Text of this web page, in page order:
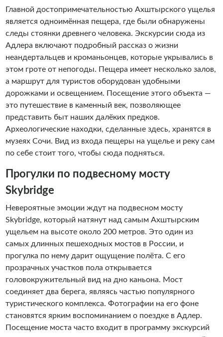
Главной достопримечательностью Ахштырского ущелья
является одноимённая пещера, где были обнаружены
следы стоянки древнего человека. Экскурсии сюда из
Адлера включают подробный рассказ о жизни
неандертальцев и кроманьонцев, которые укрывались в
этом гроте от непогоды. Пещера имеет несколько залов,
а маршрут для туристов оборудован удобными
дорожками и освещением. Посещение этого объекта —
это путешествие в каменный век, позволяющее
представить быт наших далёких предков.
Археологические находки, сделанные здесь, хранятся в
музеях Сочи. Вид из входа пещеры на ущелье и реку сам
по себе стоит того, чтобы сюда подняться.
Прогулки по подвесному мосту
Skybridge
Невероятные эмоции ждут на подвесном мосту
Skybridge, который натянут над самым Ахштырским
ущельем на высоте около 200 метров. Это один из
самых длинных пешеходных мостов в России, и
прогулка по нему дарит ощущение полёта. С его
прозрачных участков пола открывается
головокружительный вид на дно каньона. Мост
соединяет два берега, являясь частью популярного
туристического комплекса. Фотографии на его фоне
становятся ярким воспоминанием о поездке в Адлер.
Посещение моста часто входит в программу экскурсий